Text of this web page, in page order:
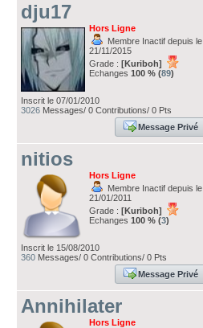
dju17
Hors Ligne
Membre Inactif depuis le
21/11/2015
Grade : [Kuriboh]
Echanges 100 % (89)
Inscrit le 07/01/2010
3026 Messages/ 0 Contributions/ 0 Pts
Message Privé
nitios
Hors Ligne
Membre Inactif depuis le
21/01/2011
Grade : [Kuriboh]
Echanges 100 % (3)
Inscrit le 15/08/2010
360 Messages/ 0 Contributions/ 0 Pts
Message Privé
Annihilater
Hors Ligne